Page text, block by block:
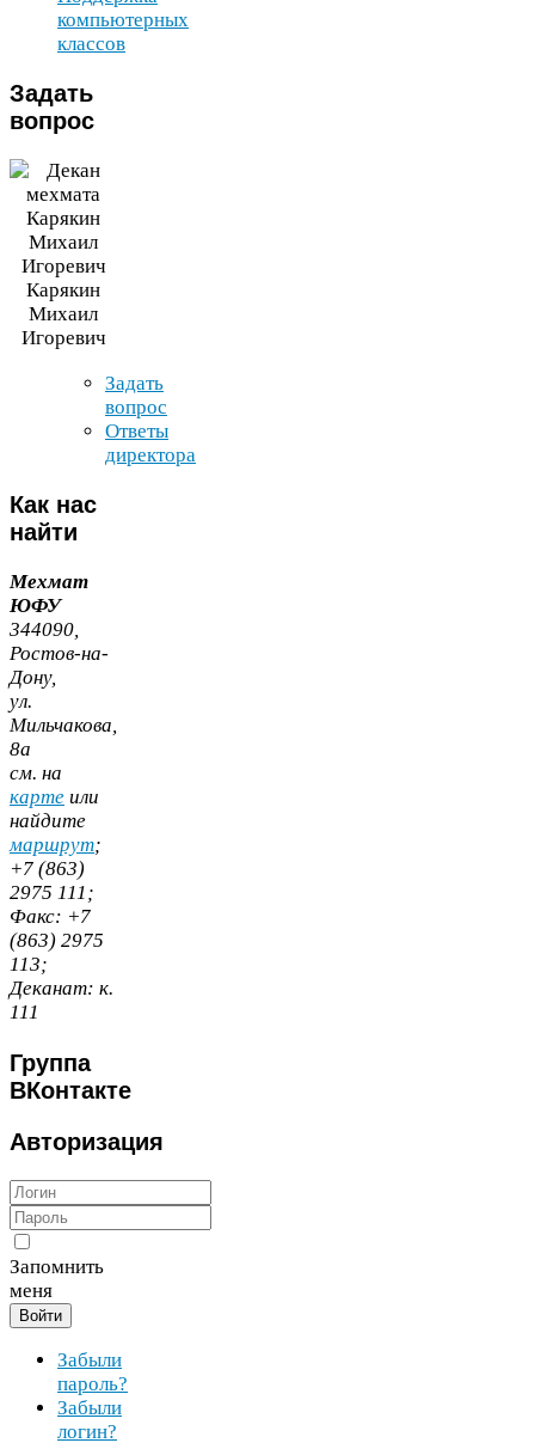
компьютерных
классов
Задать
вопрос
Карякин
Михаил
Игоревич
Задать
вопрос
Ответы
директора
Как нас
найти
Мехмат
ЮФУ
344090,
Ростов-​на-​
Дону,
ул.
Мильчакова,
8а
cм. на
карте или
найдите
маршрут;
+7 (863)
2975 111;
Факс: +7
(863) 2975
113;
Деканат: к.
111
Группа
ВКонтакте
Авторизация
Запомнить
меня
Войти
Забыли
пароль?
Забыли
логин?